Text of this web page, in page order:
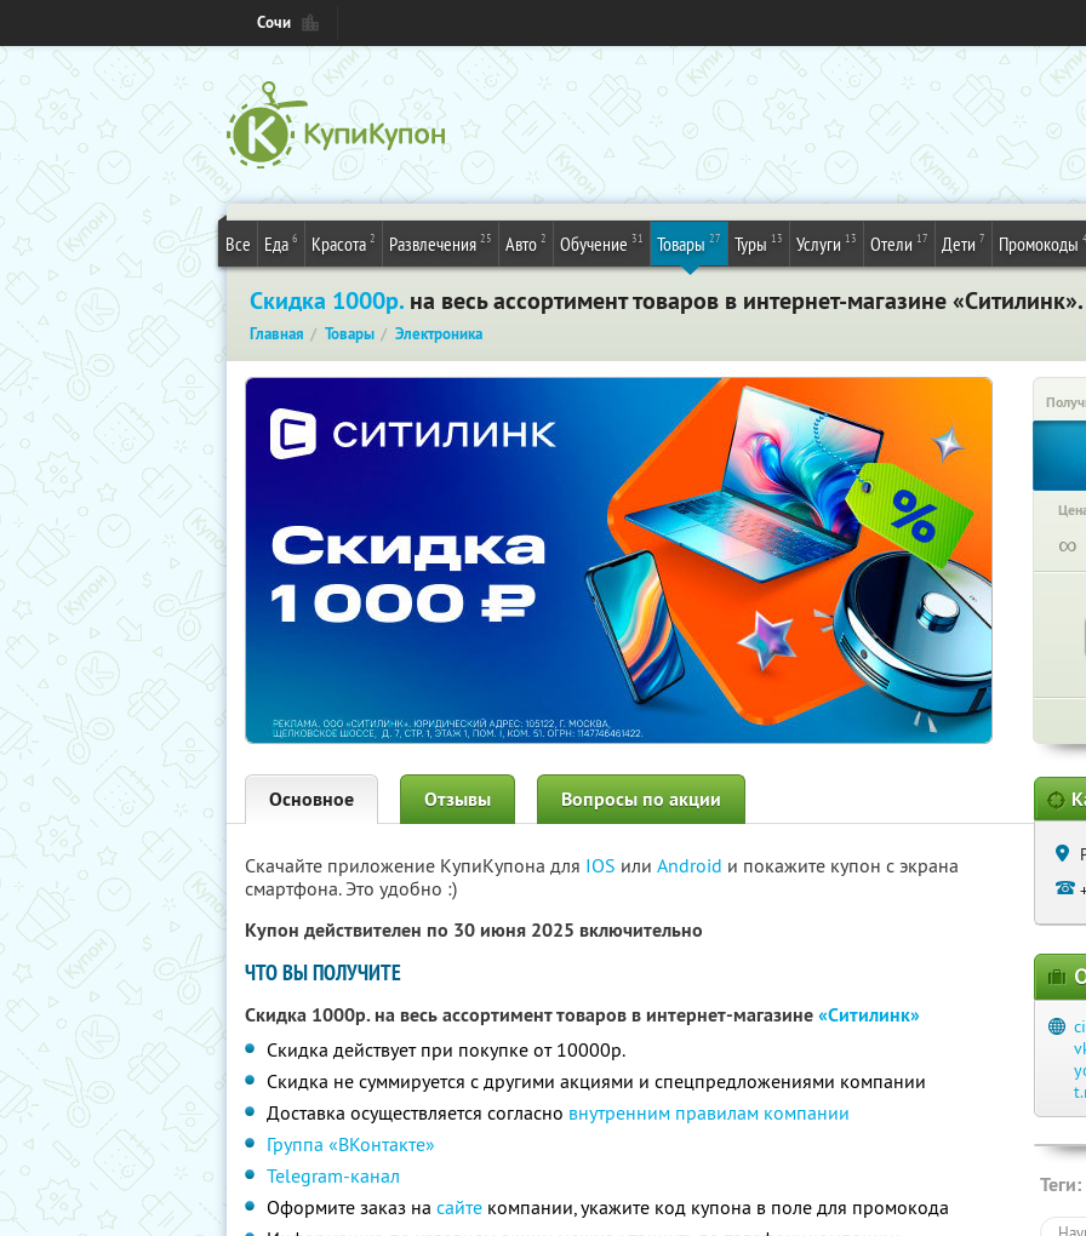
Сочи
Все Еда 6 Красота 2 Развлечения 25 Авто 2 Обучение 31 Товары 27 Туры 13 Услуги 13 Отели 17 Дети 7 Промокоды
Скидка 1000р. на весь ассортимент товаров в интернет-магазине
Главная Товары Электроника
∞
Основное Отзывы Вопросы по акции
Скачайте приложение КупиКупона для IOS или Android и покажите купон с экрана
смартфона. Это удобно :)
Купон действителен по 30 июня 2025 включительно
ЧТО ВЫ ПОЛУЧИТЕ
Скидка 1000р. на весь ассортимент товаров в интернет-магазине«Ситилинк»
Скидка действует при покупке от 10000р.
Скидка не суммируется с другими акциями и спецпредложениями компании
Доставка осуществляется согласно внутренним правилам компании
Группа «ВКонтакте»
Telegram-канал
Оформите заказ на сайте компании, укажите код купона в поле для промокода
Теги: